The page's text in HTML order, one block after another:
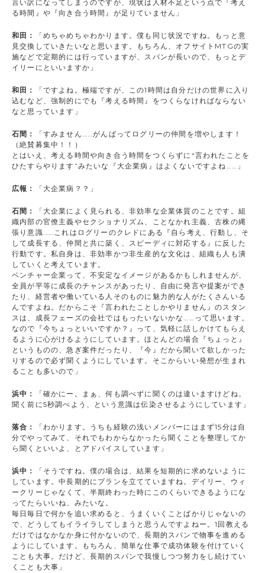
言い訳になってしまうのですが、現状は人材不足という点で『考え
る時間』や『向き合う時間』が足りていません」
和田：
「めちゃめちゃわかります。僕も同じ状況ですね。もっと意
見交換していきたいなと思います。もちろん、オフサイトMTGの実
施などで定期的には行っていますが、スパンが長いので、もっとデ
イリーにといいますか」
和田：
「ですよね。極端ですが、この1時間は自分だけの世界に入り
込むなど、強制的にでも『考える時間』をつくらなければならない
なと思っています」
石間：
「すみません……がんばってログリーの仲間を増やします！
（絶賛募集中！！）
とはいえ、考える時間や向き合う時間をつくらずに“言われたことを
ひたすらやります”みたいな『大企業病』はよくないですよね……」
広報： 「大企業病？？」
石間：
「大企業によく見られる、非効率な企業体質のことです。組
織内部の官僚主義やセクショナリズム、ことなかれ主義、古株の縄
張り意識……これはログリーのクレドにある『自ら考え、行動し、そ
して成長する、仲間と共に築く、スピーディに対応する』に反した
行動です。私自身は、非効率かつ非生産的な文化は、組織も人も潰
していくと考えています。
ベンチャー企業って、不安定なイメージがあるかもしれませんが、
全員が平等に成長のチャンスがあったり、自由に発言や提案ができ
たり、経営者や働いている人そのものに魅力的な人がたくさんいる
んですよね。だからこそ『言われたことしかやりません』のスタン
スは、成長フェーズの会社ではもったいないかな……って思います。
なので『今ちょっといいですか？』って、気軽に話しかけてもらえ
るように心がけるようにしています。ほとんどの場合『ちょっと』
というものの、急ぎ案件だったり、『今』だから聞いて欲しかった
りするので必ず聞くようにしています。そこからいい発想が生まれ
ることも多いので」
浜中：
「確かにー。まぁ、何も調べずに聞くのは違いますけどね。
聞く前に5秒調べよう、という意識は伝染させるようにしています」
落合：
「わかります。うちも経験の浅いメンバーにはまず15分は自
分でやってみて、それでもわからなかったら聞くことを整理してか
ら聞くといいよ、とアドバイスしています」
浜中：
「そうですね。僕の場合は、結果を短期的に求めないように
しています。中長期的にプランを立てていますね。デイリー、ウィ
ークリーじゃなくて、半期終わった時にこのくらいできるようにな
ってたらいいね、みたいな。
毎日毎日で何かを追い求めると、うまくいくことばかりじゃないの
で、どうしてもイライラしてしまうと思うんですよねー。1回教える
だけではなかなか身に付かないので、長期的スパンで物事を進める
ようにしています。もちろん、簡単な仕事で成功体験を付けていく
ことも大事。だけど、長期的スパンで我慢しつつ努力をし続けてい
くことも大事」